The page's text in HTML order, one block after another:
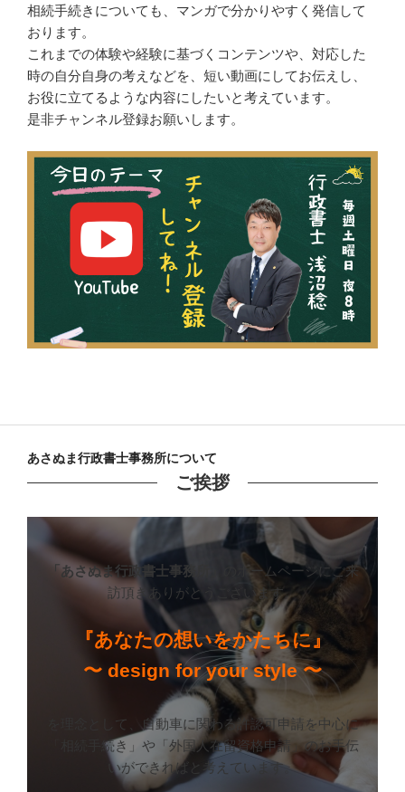
相続手続きについても、マンガで分かりやすく発信して
おります。
これまでの体験や経験に基づくコンテンツや、対応した
時の自分自身の考えなどを、短い動画にしてお伝えし、
お役に立てるような内容にしたいと考えています。
是非チャンネル登録お願いします。
あさぬま行政書士事務所について
ご挨拶
「あさぬま行政書士事務所」
のホームページにご来
訪頂きありがとうございます。
『あなたの想いをかたちに』
〜 design for your style 〜
を理念として、自動車に関わる許認可申請を中心に
「相続手続き」や「外国人在留資格申請」のお手伝
いができればと考えています。